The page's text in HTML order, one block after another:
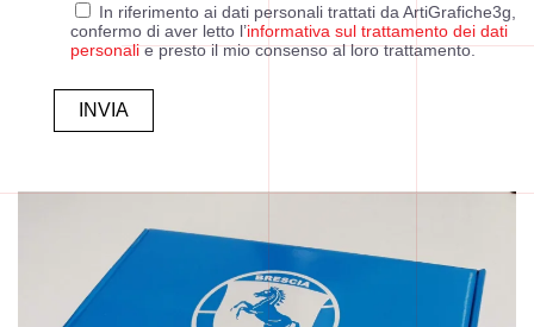
In riferimento ai dati personali trattati da ArtiGrafiche3g,
confermo di aver letto l’informativa sul trattamento dei dati
personalie presto il mio consenso al loro trattamento.